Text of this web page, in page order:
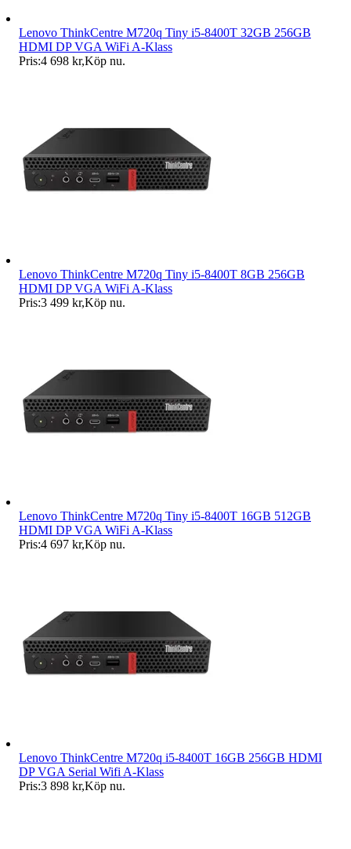
Lenovo ThinkCentre M720q Tiny i5-8400T 32GB 256GB
HDMI DP VGA WiFi A-Klass
Pris:4 698 kr,Köp nu.
Lenovo ThinkCentre M720q Tiny i5-8400T 8GB 256GB
HDMI DP VGA WiFi A-Klass
Pris:3 499 kr,Köp nu.
Lenovo ThinkCentre M720q Tiny i5-8400T 16GB 512GB
HDMI DP VGA WiFi A-Klass
Pris:4 697 kr,Köp nu.
Lenovo ThinkCentre M720q i5-8400T 16GB 256GB HDMI
DP VGA Serial Wifi A-Klass
Pris:3 898 kr,Köp nu.